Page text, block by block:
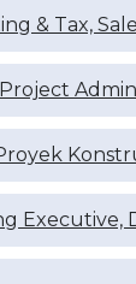
& Tax,
Executive,